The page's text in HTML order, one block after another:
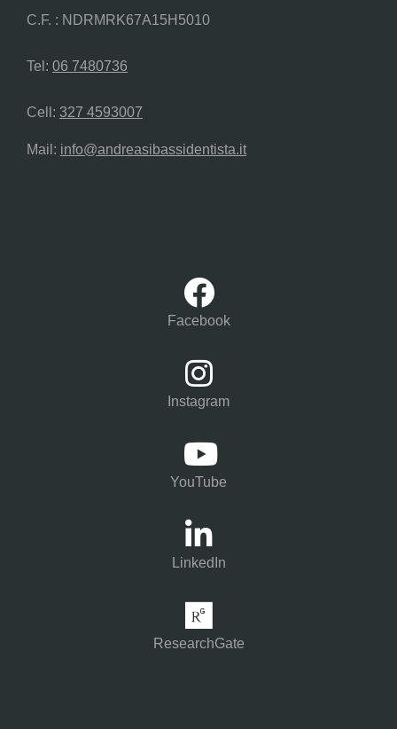
C.F. : NDRMRK67A15H5010
Tel: 06 7480736
Cell: 327 4593007
Mail: info@andreasibassidentista.it
Facebook
Instagram
YouTube
LinkedIn
ResearchGate